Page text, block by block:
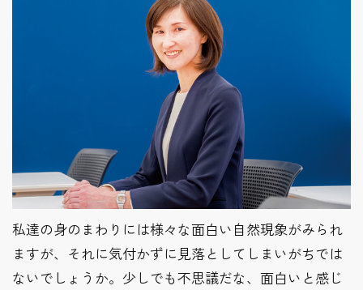
私達の身のまわりには様々な面白い自然現象がみられ
ますが、それに気付かずに見落としてしまいがちでは
ないでしょうか。少しでも不思議だな、面白いと感じ